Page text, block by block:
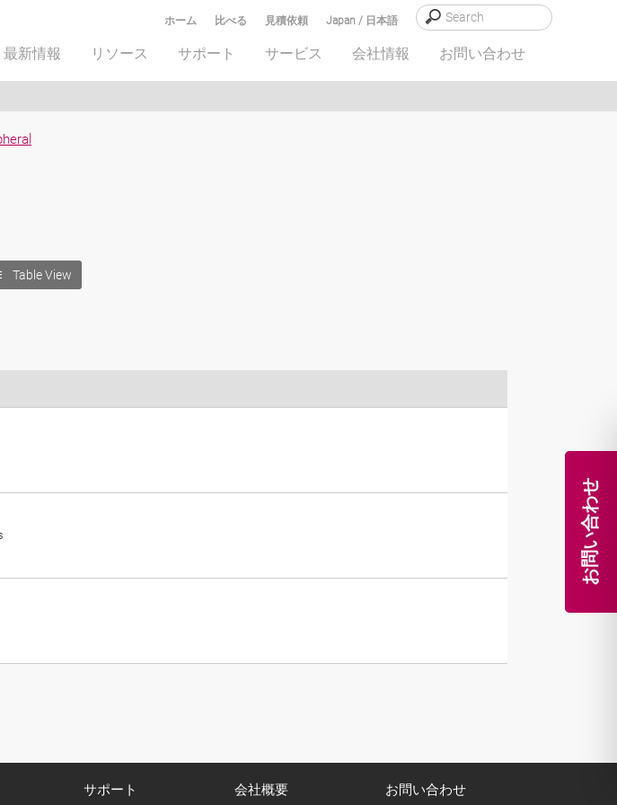
お問い合わせ
Japan / 日本語
見積依頼
比べる
ホーム
最新情報 リソース サポート サービス 会社情報 お問い合わせ
Table View
サポート 会社概要 お問い合わせ